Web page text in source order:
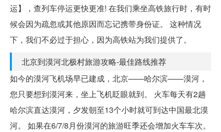
运】，查列车停运更快更准! 在我们乘坐高铁旅行时，有时
候会因为疏忽或其他原因而忘记携带身份证。 这种情况
下，我们不必过于担心，因为高铁站为我们提供了。
北京到漠河北极村旅游攻略-最佳路线推荐
如今的漠河飞机场早已建成，北京——哈尔滨——漠河，
您只要想到漠河来，坐上飞机眨眼就到。 火车每天有2趟
哈尔滨直达漠河，夕发朝至13个小时就可到达中国最北漠
河。 如果在6/7/8月份漠河的旅游旺季还会增加火车车次。